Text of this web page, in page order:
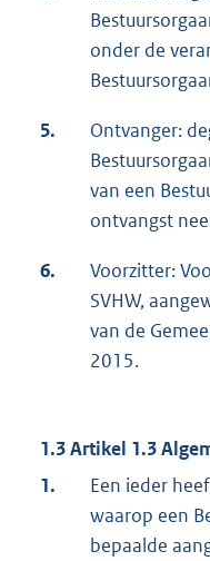
onder de
5.
Ontvanger:
van een
ontvangst
6.
Voorzitter:
SVHW,
van de
2015.
1.3 Artikel 1.3
1.
Een ieder
waarop een
bepaalde